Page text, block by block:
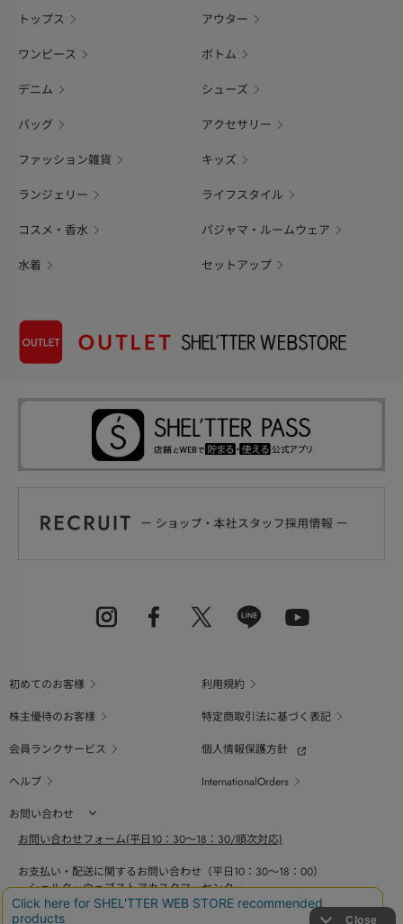
トップス アウター
ワンピース ボトム
デニム シューズ
バッグ アクセサリー
ファッション雑貨 キッズ
ランジェリー ライフスタイル
コスメ・香水 パジャマ・ルームウェア
水着 セットアップ
初めてのお客様
利用規約
株主優待のお客様
特定商取引法に基づく表記
会員ランクサービス
個人情報保護方針
ヘルプ
InternationalOrders
お問い合わせ
お問い合わせフォーム(平日10：30～18：30/順次対応)
お支払い・配送に関するお問い合わせ（平日10：30～18：00）
シェルターウェブストアカスタマーセンター
0800-123-6820
商品の素材、サイズ、仕様等に関するお問い合せ（平日10：30～18：00）